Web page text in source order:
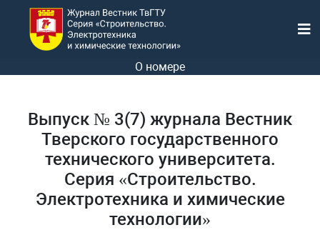
О номере
Выпуск № 3(7) журнала Вестник
Тверского государственного
технического университета.
Серия «Строительство.
Электротехника и химические
технологии»